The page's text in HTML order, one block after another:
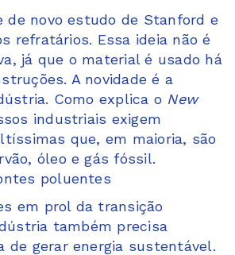
de novo estudo de Stanford e
refratários. Essa ideia não é
já que o material é usado há
A novidade é a
Como explica o New
industriais exigem
que, em maioria, são
óleo e gás fóssil.
poluentes
em prol da transição
também precisa
de gerar energia sustentável.